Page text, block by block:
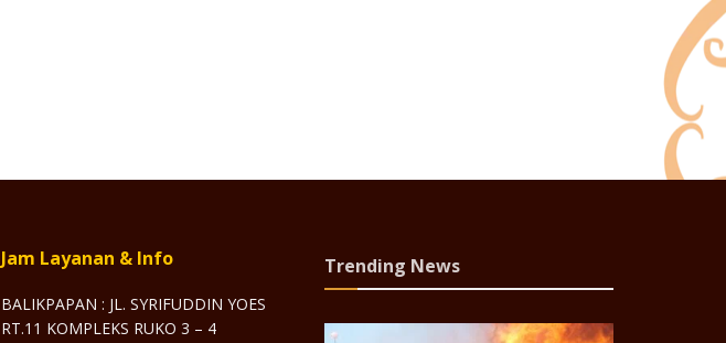
Jam Layanan & Info
BALIKPAPAN : JL. SYRIFUDDIN YOES
RT.11 KOMPLEKS RUKO 3 – 4
Trending News